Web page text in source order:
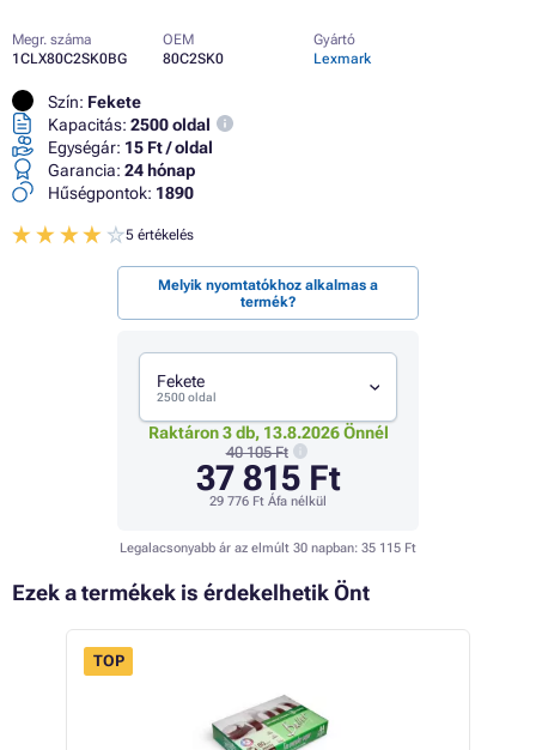
Megr. száma
1CLX80C2SK0BG
OEM
80C2SK0
Gyártó
Lexmark
Szín: Fekete
Kapacitás: 2500 oldal
Egységár: 15 Ft / oldal
Garancia: 24 hónap
Hűségpontok: 1890
5 értékelés
Melyik nyomtatókhoz alkalmas a
termék?
Fekete
2500 oldal
Raktáron 3 db, 13.8.2026 Önnél
40 105 Ft
37 815 Ft
29 776 Ft Áfa nélkül
Legalacsonyabb ár az elmúlt 30 napban: 35 115 Ft
Ezek a termékek is érdekelhetik Önt
TOP